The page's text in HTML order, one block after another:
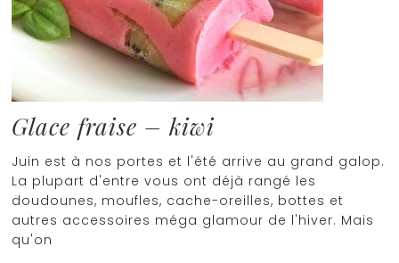
Glace fraise – kiwi
Juin est à nos portes et l'été arrive au grand galop.
La plupart d'entre vous ont déjà rangé les
doudounes, moufles, cache-oreilles, bottes et
autres accessoires méga glamour de l'hiver. Mais
qu'on